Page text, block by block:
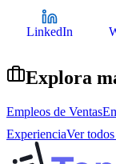
LinkedIn
Explora
Empleos de Ventas
ExperienciaVer